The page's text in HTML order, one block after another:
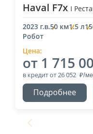
Haval F7x I
2023 г.в.50 км1.5 л
Робот
Цена:
от 1 715
в кредитот 26 052
Подробнее